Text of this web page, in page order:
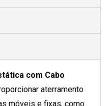
com Cabo
aterramento
móveis e fixas, como